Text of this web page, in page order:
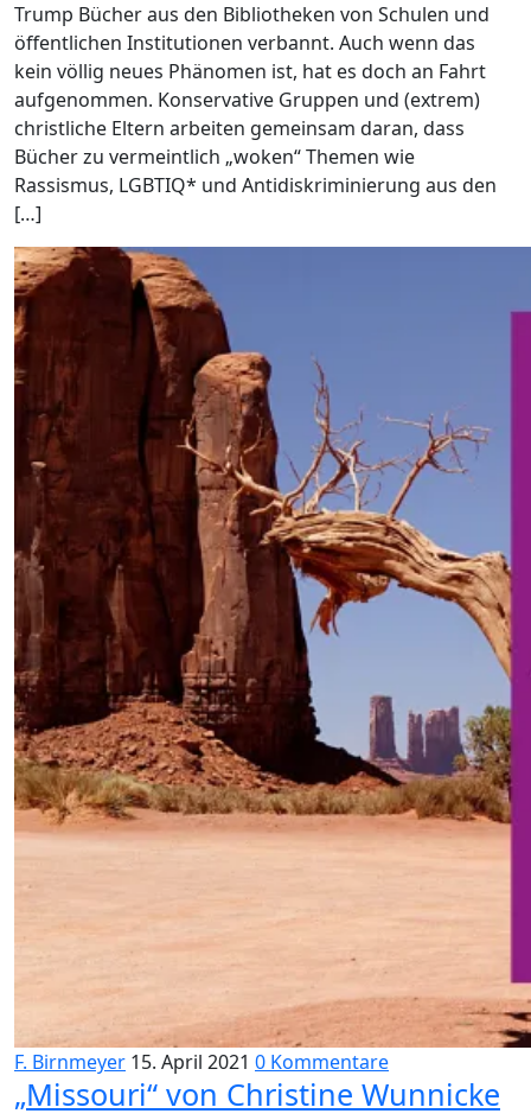
Trump Bücher aus den Bibliotheken von Schulen und
öffentlichen Institutionen verbannt. Auch wenn das
kein völlig neues Phänomen ist, hat es doch an Fahrt
aufgenommen. Konservative Gruppen und (extrem)
christliche Eltern arbeiten gemeinsam daran, dass
Bücher zu vermeintlich „woken“ Themen wie
Rassismus, LGBTIQ* und Antidiskriminierung aus den
[…]
F. Birnmeyer 15. April 2021 0 Kommentare
„Missouri“ von Christine Wunnicke